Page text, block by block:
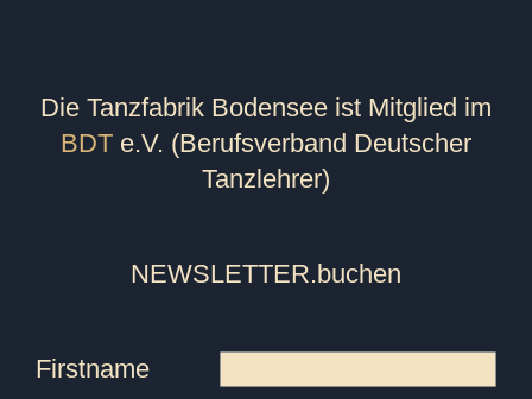
Die Tanzfabrik Bodensee ist Mitglied im
BDT e.V. (Berufsverband Deutscher
Tanzlehrer)
NEWSLETTER.buchen
Firstname